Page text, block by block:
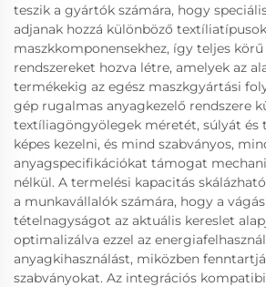
teszik a gyártók számára, hogy
adjanak hozzá különböző
maszkkomponensekhez, így teljes
rendszereket hozva létre, amelyek az
termékekig az egész maszkgyártási
gép rugalmas anyagkezelő rendszere
textíliagöngyölegek méretét, súlyát és
képes kezelni, és mind szabványos,
anyagspecifikációkat támogat
nélkül. A termelési kapacitás
a munkavállalók számára, hogy a
tételnagyságot az aktuális kereslet
optimalizálva ezzel az
anyagkihasználást, miközben
szabványokat. Az integrációs